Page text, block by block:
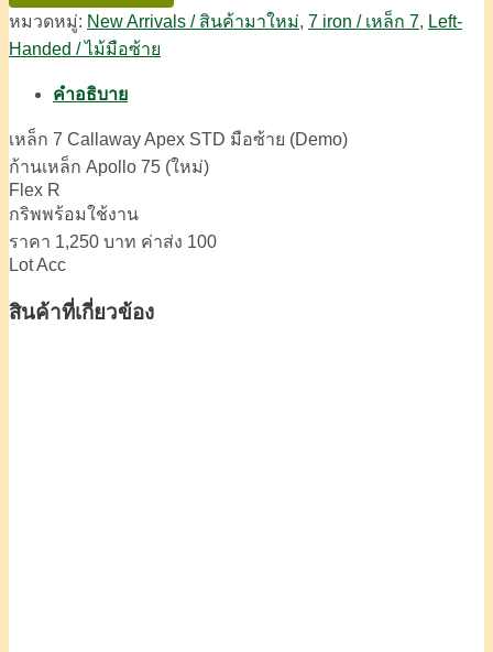
หมวดหมู่: New Arrivals / สินค้ามาใหม่, 7 iron / เหล็ก 7, Left-
Handed / ไม้มือซ้าย
คำอธิบาย
เหล็ก 7 Callaway Apex STD มือซ้าย (Demo)
ก้านเหล็ก Apollo 75 (ใหม่)
Flex R
กริพพร้อมใช้งาน
ราคา 1,250 บาท ค่าส่ง 100
Lot Acc
สินค้าที่เกี่ยวข้อง